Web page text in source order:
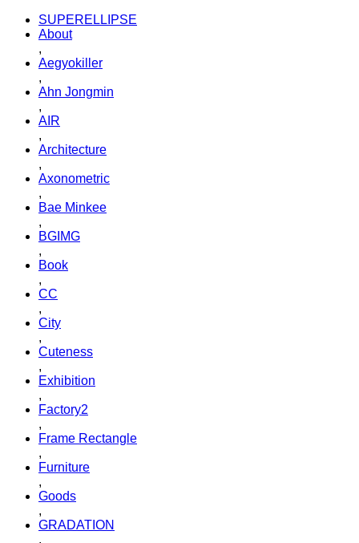
SUPERELLIPSE
About
,
Aegyokiller
,
Ahn Jongmin
,
AIR
,
Architecture
,
Axonometric
,
Bae Minkee
,
BGIMG
,
Book
,
CC
,
City
,
Cuteness
,
Exhibition
,
Factory2
,
Frame Rectangle
,
Furniture
,
Goods
,
GRADATION
,